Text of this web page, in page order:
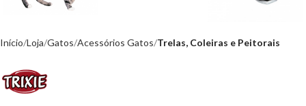
Início Loja Gatos Acessórios Gatos Trelas, Coleiras e Peitorais